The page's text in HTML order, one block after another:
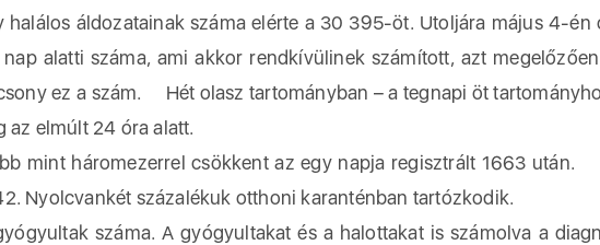
áldozatainak száma elérte a 30 395-öt. Utoljára május 4-én
alatti száma, ami akkor rendkívülinek számított, azt
ez a szám. Hét olasz tartományban – a tegnapi öt
az elmúlt 24 óra alatt.
mint háromezerrel csökkent az egy napja regisztrált 1663
Nyolcvankét százalékuk otthoni karanténban tartózkodik.
száma. A gyógyultakat és a halottakat is számolva a